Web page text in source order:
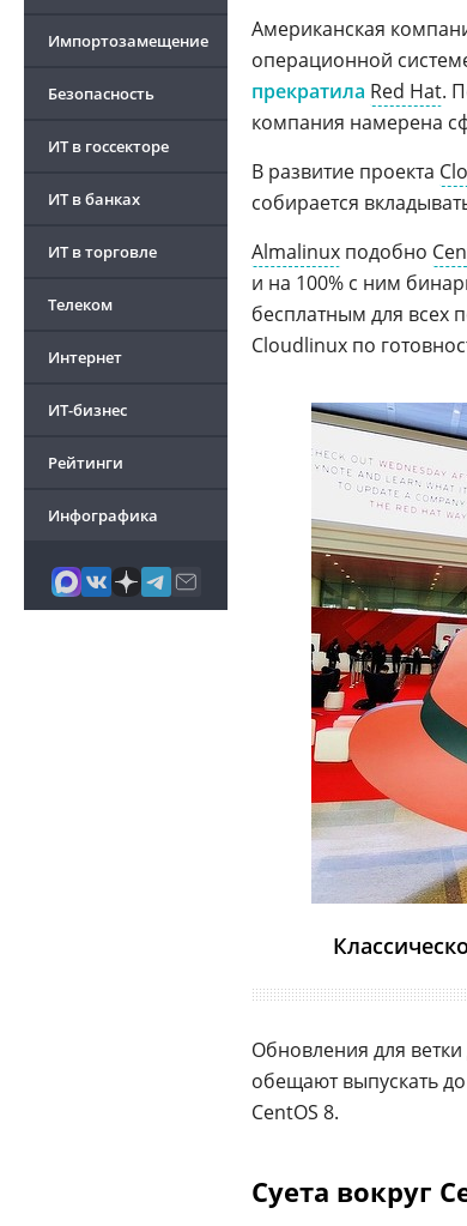
Импортозамещение
Безопасность
ИТ в госсекторе
ИТ в банках
ИТ в торговле
Телеком
Интернет
ИТ-бизнес
Рейтинги
Инфографика
Американская
операционной
прекратила Red Hat.
компания намерена
В развитие проекта
собирается
Almalinux подобно
и на 100% с ним
бесплатным для всех
Cloudlinux по
Обновления для
обещают выпускать
CentOS 8.
Суета вокруг